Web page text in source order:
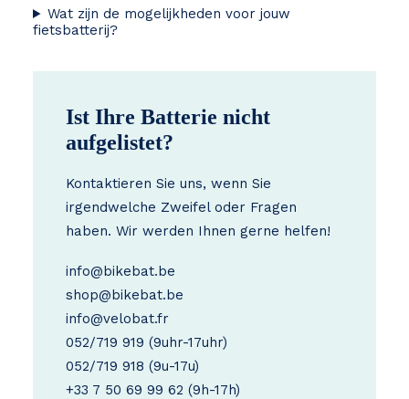
Wat zijn de mogelijkheden voor jouw
fietsbatterij?
Ist Ihre Batterie nicht
aufgelistet?
Kontaktieren Sie uns, wenn Sie
irgendwelche Zweifel oder Fragen
haben. Wir werden Ihnen gerne helfen!
info@bikebat.be
shop@bikebat.be
info@velobat.fr
052/719 919 (9uhr-17uhr)
052/719 918 (9u-17u)
+33 7 50 69 99 62 (9h-17h)